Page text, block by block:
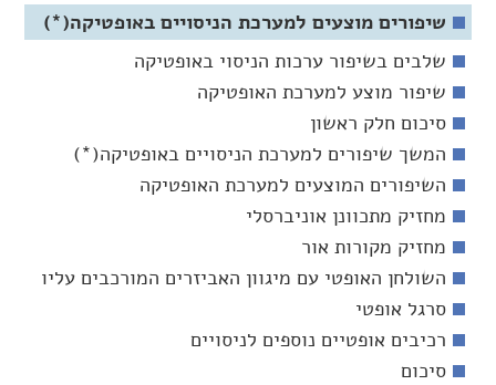
שיפורים מוצעים למערכת הניסויים באופטיקה(*)
שלבים בשיפור ערכות הניסוי באופטיקה
שיפור מוצע למערכת האופטיקה
סיכום חלק ראשון
המשך שיפורים למערכת הניסויים באופטיקה(*)
השיפורים המוצעים למערכת האופטיקה
מחזיק מתכוונן אוניברסלי
מחזיק מקורות אור
השולחן האופטי עם מיגוון האביזרים המורכבים עליו
סרגל אופטי
רכיבים אופטיים נוספים לניסויים
סיכום